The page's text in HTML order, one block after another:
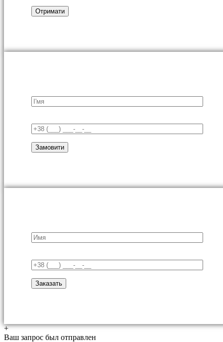
+
Ваш запрос был отправлен